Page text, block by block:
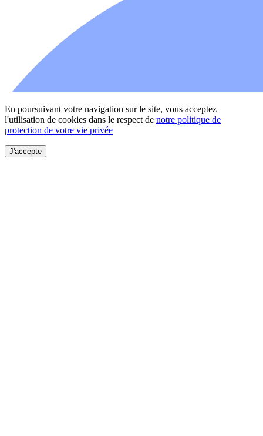
En poursuivant votre navigation sur le site, vous acceptez
l'utilisation de cookies dans le respect de notre politique de
protection de votre vie privée
J'accepte